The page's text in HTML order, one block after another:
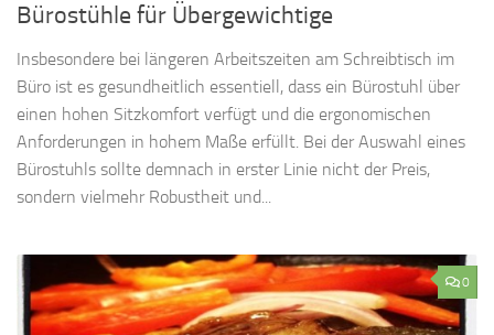
Bürostühle für Übergewichtige
Insbesondere bei längeren Arbeitszeiten am Schreibtisch im
Büro ist es gesundheitlich essentiell, dass ein Bürostuhl über
einen hohen Sitzkomfort verfügt und die ergonomischen
Anforderungen in hohem Maße erfüllt. Bei der Auswahl eines
Bürostuhls sollte demnach in erster Linie nicht der Preis,
sondern vielmehr Robustheit und...
0